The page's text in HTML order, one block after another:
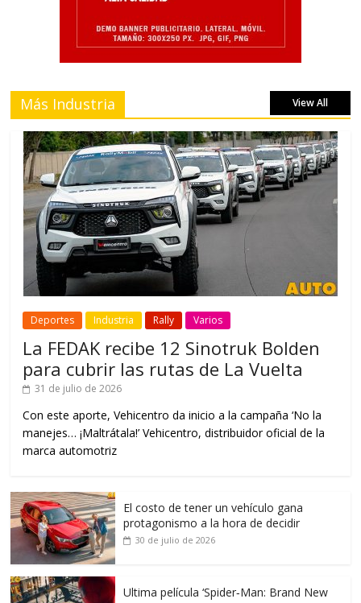
Más Industria View All
Deportes Industria Rally Varios
La FEDAK recibe 12 Sinotruk Bolden
para cubrir las rutas de La Vuelta
31 de julio de 2026
Con este aporte, Vehicentro da inicio a la campaña ‘No la
manejes… ¡Maltrátala!’ Vehicentro, distribuidor oficial de la
marca automotriz
El costo de tener un vehículo gana
protagonismo a la hora de decidir
30 de julio de 2026
Ultima película ‘Spider‑Man: Brand New